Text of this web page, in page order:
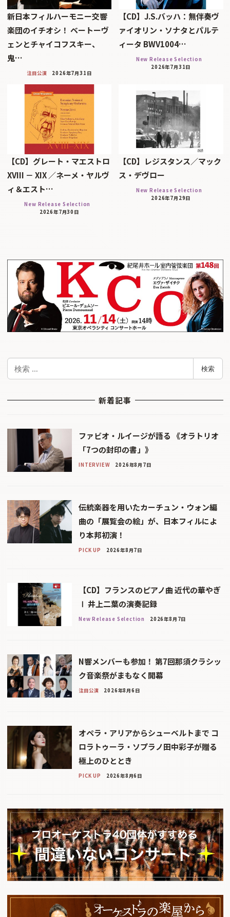
新日本フィルハーモニー交響
楽団のイチオシ！ ベートーヴ
ェンとチャイコフスキー、
鬼…
注目公演 2026年7月31日
【CD】J.S.バッハ：無伴奏ヴ
ァイオリン・ソナタとパルテ
ィータ BWV1004…
New Release Selection
2026年7月31日
【CD】グレート・マエストロ
XVIII － XIX ／ネーメ・ヤルヴ
ィ＆エスト…
New Release Selection
2026年7月30日
【CD】レジスタンス／マック
ス・デヴロー
New Release Selection
2026年7月29日
検
索
検索
新着記事
ファビオ・ルイージが語る 《オラトリオ
「7つの封印の書」》
INTERVIEW 2026年8月7日
伝統楽器を用いたカーチュン・ウォン編
曲の「展覧会の絵」が、日本フィルによ
り本邦初演！
PICK UP 2026年8月7日
【CD】フランスのピアノ曲 近代の華やぎ
Ⅰ 井上二葉の演奏記録
New Release Selection 2026年8月7日
N響メンバーも参加！ 第7回那須クラシッ
ク音楽祭がまもなく開幕
注目公演 2026年8月6日
オペラ・アリアからシューベルトまで コ
ロラトゥーラ・ソプラノ田中彩子が贈る
極上のひととき
PICK UP 2026年8月6日